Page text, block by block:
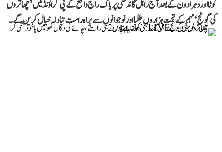
کوٹا اور دہرادون کے بعد آج راہل گاندھی پریاگ راج واقع کے پی گراؤنڈ میں ’چھاتروں
کی گونج‘ مہم کے تحت ہزاروں طلبا اور نوجوانوں سے براہ راست تبادلہ خیال کریں گے۔